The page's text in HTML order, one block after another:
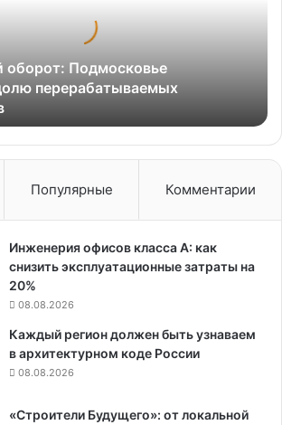
оборот: Подмосковье
перерабатываемых
Популярные Комментарии
Инженерия офисов класса А: как
снизить эксплуатационные затраты на
20%
08.08.2026
Каждый регион должен быть узнаваем
в архитектурном коде России
08.08.2026
«Строители Будущего»: от локальной